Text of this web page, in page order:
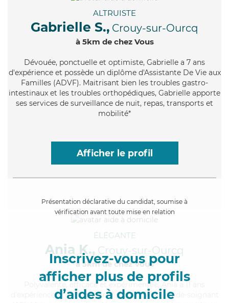
ALTRUISTE
Gabrielle S., Crouy-sur-Ourcq
à 5km de chez Vous
Dévouée, ponctuelle et optimiste, Gabrielle a 7 ans
d'expérience et possède un diplôme d'Assistante De Vie aux
Familles (ADVF). Maitrisant bien les troubles gastro-
intestinaux et les troubles orthopédiques, Gabrielle apporte
ses services de surveillance de nuit, repas, transports et
mobilité*
Afficher le profil
Présentation déclarative du candidat, soumise à
vérification avant toute mise en relation
Inscrivez-vous pour
afficher plus de profils
d’aides à domicile
ÉLÉGANTE
Ania K., Crouy-sur-Ourcq
à 5km de chez Vous
, efficace et expérimentée, Ania a 11 ans
d'expérience et possède un diplôme d'Etat d'aide-soignant